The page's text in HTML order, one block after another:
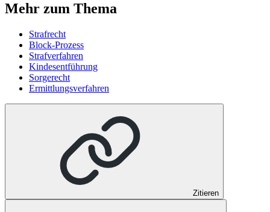
Mehr zum Thema
Strafrecht
Block-Prozess
Strafverfahren
Kindesentführung
Sorgerecht
Ermittlungsverfahren
Zitieren